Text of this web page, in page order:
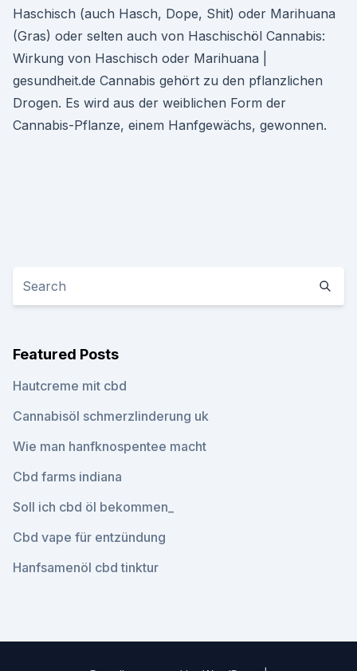
Haschisch (auch Hasch, Dope, Shit) oder Marihuana
(Gras) oder selten auch von Haschischöl Cannabis:
Wirkung von Haschisch oder Marihuana |
gesundheit.de Cannabis gehört zu den pflanzlichen
Drogen. Es wird aus der weiblichen Form der
Cannabis-Pflanze, einem Hanfgewächs, gewonnen.
Featured Posts
Hautcreme mit cbd
Cannabisöl schmerzlinderung uk
Wie man hanfknospentee macht
Cbd farms indiana
Soll ich cbd öl bekommen_
Cbd vape für entzündung
Hanfsamenöl cbd tinktur